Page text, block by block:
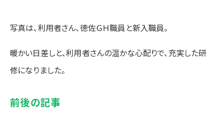
写真は、利用者さん、徳佐ＧＨ職員と新入職員。
暖かい日差しと、利用者さんの温かな心配りで、充実した研
修になりました。
前後の記事